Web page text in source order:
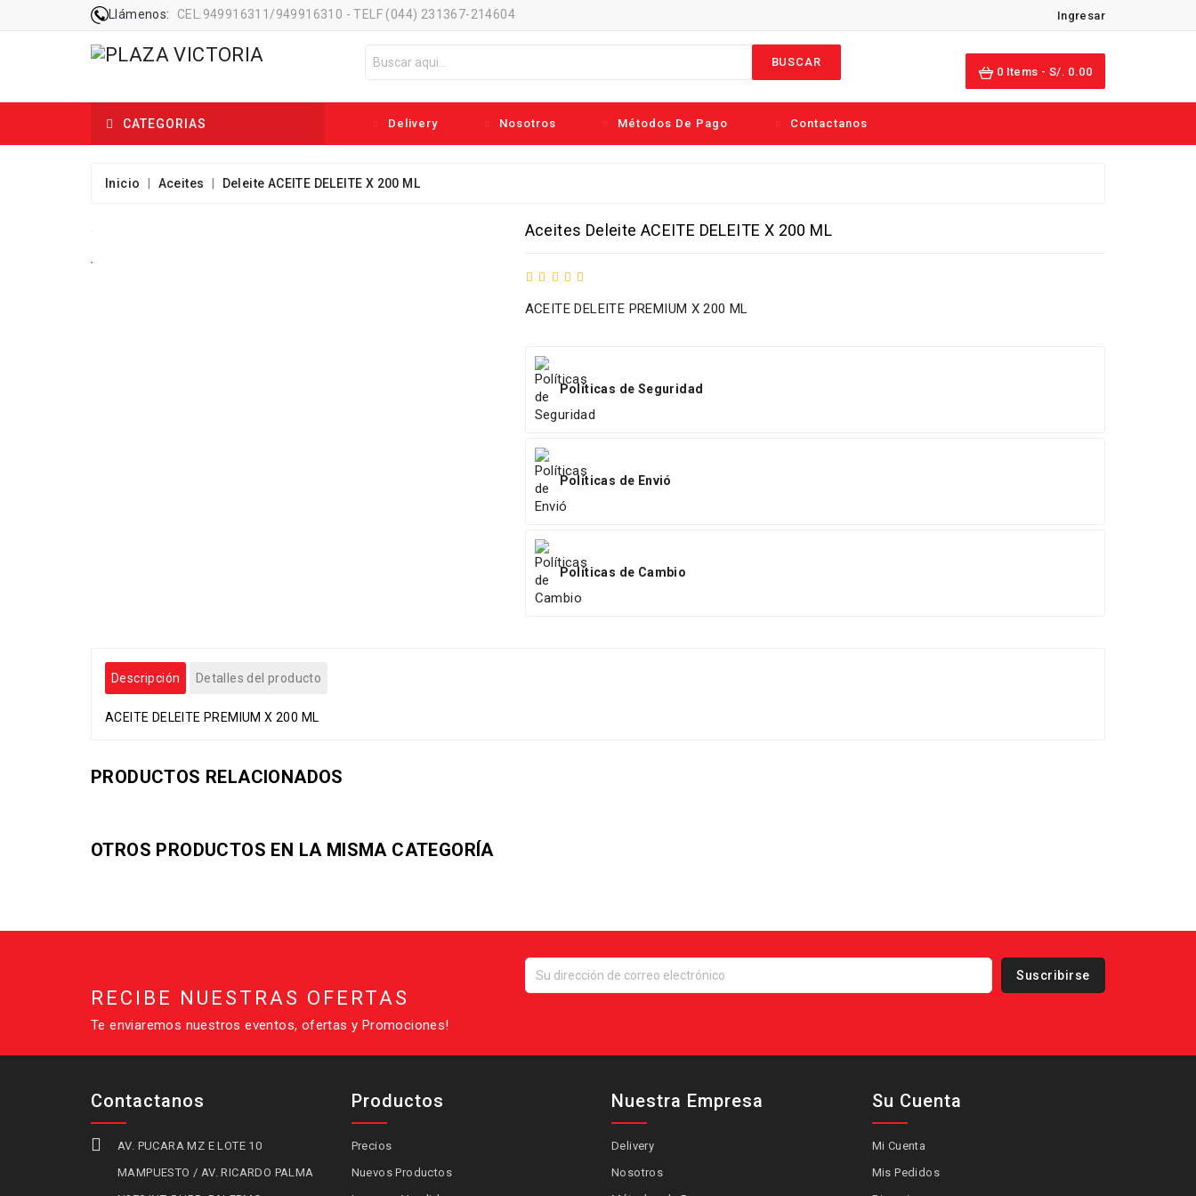
Llámenos: CEL.949916311/949916310 - TELF (044) 231367-214604 Ingresar
BUSCAR
0 Items - S/. 0.00
CATEGORIAS Delivery Nosotros Métodos De Pago Contactanos
Inicio Aceites Deleite ACEITE DELEITE X 200 ML
Aceites Deleite ACEITE DELEITE X 200 ML
ACEITE DELEITE PREMIUM X 200 ML
Políticas de Seguridad
Políticas de Envió
Políticas de Cambio
Descripción Detalles del producto
ACEITE DELEITE PREMIUM X 200 ML
PRODUCTOS RELACIONADOS
OTROS PRODUCTOS EN LA MISMA CATEGORÍA
RECIBE NUESTRAS OFERTAS
Te enviaremos nuestros eventos, ofertas y Promociones!
Contactanos

AV. PUCARA MZ E LOTE 10
MAMPUESTO / AV. RICARDO PALMA
Productos
Precios
Nuevos Productos
Nuestra Empresa
Delivery
Nosotros
Su Cuenta
Mi Cuenta
Mis Pedidos